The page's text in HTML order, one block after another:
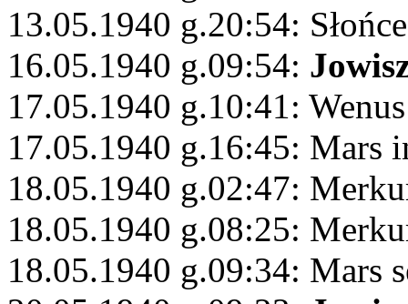
13.05.1940 g.20:54:
16.05.1940 g.09:54:
17.05.1940 g.10:41:
17.05.1940 g.16:45: Mars
18.05.1940 g.02:47:
18.05.1940 g.08:25:
18.05.1940 g.09:34: Mars